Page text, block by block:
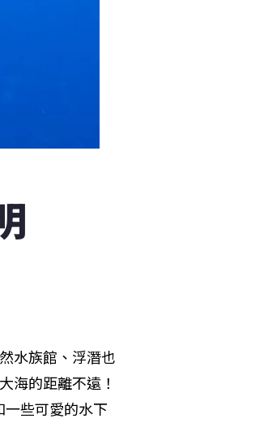
水族館、浮潛也
海的距離不遠！
些可愛的水下